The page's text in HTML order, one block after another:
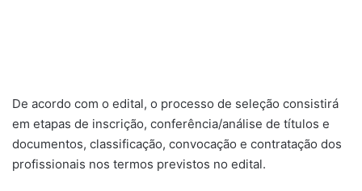
De acordo com o edital, o processo de seleção consistirá
em etapas de inscrição, conferência/análise de títulos e
documentos, classificação, convocação e contratação dos
profissionais nos termos previstos no edital.